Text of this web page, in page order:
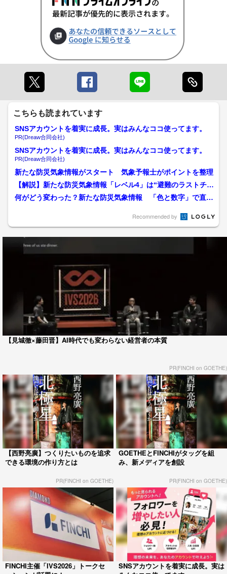
こちらも読まれています
SNSアカウントを着実に成長。実はみんなココ使ってます。
PR(Dreaw合同会社)
SNSアカウントを着実に成長。実はみんなココ使ってます。
PR(Dreaw合同会社)
新たな防災気象情報がスタート 気象予報士がポイントを整理
【解説】新たな防災気象情報「レベル4」は“避難のラストチャ
ンス” 近所の川が「洪...
何がどう変わった？新たな防災気象情報 「色と数字」で直感
Recommended by
【見城徹×藤田晋】AI時代でも変わらない経営者の本質
PR(FINCHI on GOETHE)
【西野亮廣】つくりたいものを追求
できる環境の作り方とは
PR(FINCHI on GOETHE)
GOETHEとFINCHIがタッグを組
み、新メディアを創設
PR(FINCHI on GOETHE)
FINCHI主催「IVS2026」トークセ
SNSアカウントを着実に成長。実は